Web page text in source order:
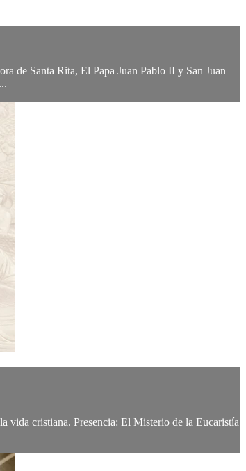
de Santa Rita, El Papa Juan Pablo II y San Juan
vida cristiana. Presencia: El Misterio de la Eucaristía